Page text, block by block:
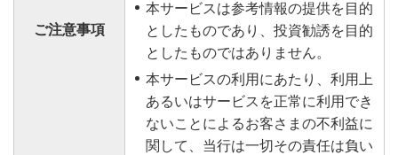
ご注意事項
本サービスは参考情報の提供を目的
としたものであり、投資勧誘を目的
としたものではありません。
本サービスの利用にあたり、利用上
あるいはサービスを正常に利用でき
ないことによるお客さまの不利益に
関して、当行は一切その責任は負い